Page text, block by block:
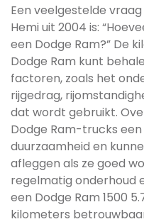
Een veelgestelde
Hemi uit 2004 is:
een Dodge Ram?” De
Dodge Ram kunt
factoren, zoals het
rijgedrag,
dat wordt gebruikt.
Dodge Ram-trucks
duurzaamheid en
afleggen als ze goed
regelmatig onderhoud
een Dodge Ram 1500
kilometers